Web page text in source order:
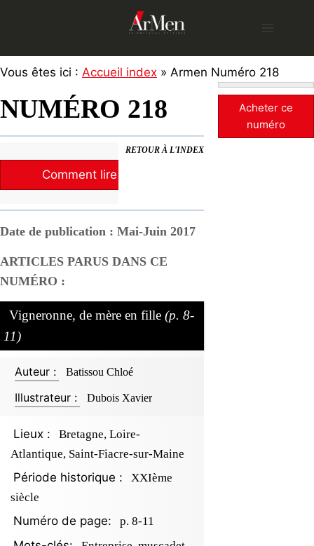
Vous êtes ici : Accueil index » Armen Numéro 218
NUMÉRO 218
RETOUR À L'INDEX
Comment lire la revue ?
Date de publication : Mai-Juin 2017
ARTICLES PARUS DANS CE
NUMÉRO :
Vigneronne, de mère en fille (p. 8-
11)
Auteur : Batissou Chloé
Illustrateur : Dubois Xavier
Lieux :
Bretagne, Loire-
Atlantique, Saint-Fiacre-sur-Maine
Période historique :
XXIème
siècle
Numéro de page: p. 8-11
Acheter ce
numéro